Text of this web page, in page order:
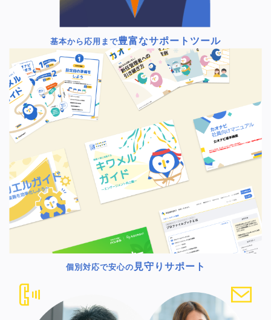
基本から応用まで豊富なサポートツール
個別対応で安心の 見守りサポート